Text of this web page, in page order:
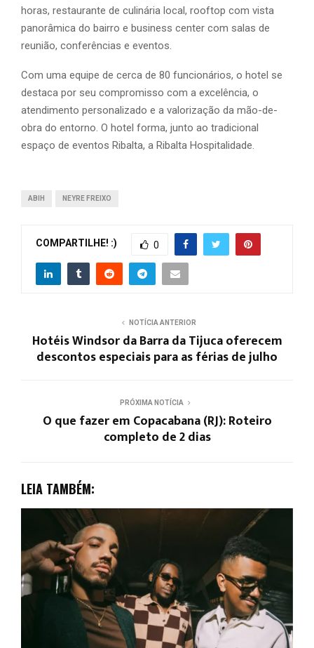
horas, restaurante de culinária local, rooftop com vista
panorâmica do bairro e business center com salas de
reunião, conferências e eventos.
Com uma equipe de cerca de 80 funcionários, o hotel se
destaca por seu compromisso com a excelência, o
atendimento personalizado e a valorização da mão-de-
obra do entorno. O hotel forma, junto ao tradicional
espaço de eventos Ribalta, a Ribalta Hospitalidade.
ABIH NEYRE FREIXO
COMPARTILHE! :) 0
NOTÍCIA ANTERIOR
Hotéis Windsor da Barra da Tijuca oferecem
descontos especiais para as férias de julho
PRÓXIMA NOTÍCIA
O que fazer em Copacabana (RJ): Roteiro
completo de 2 dias
LEIA TAMBÉM: